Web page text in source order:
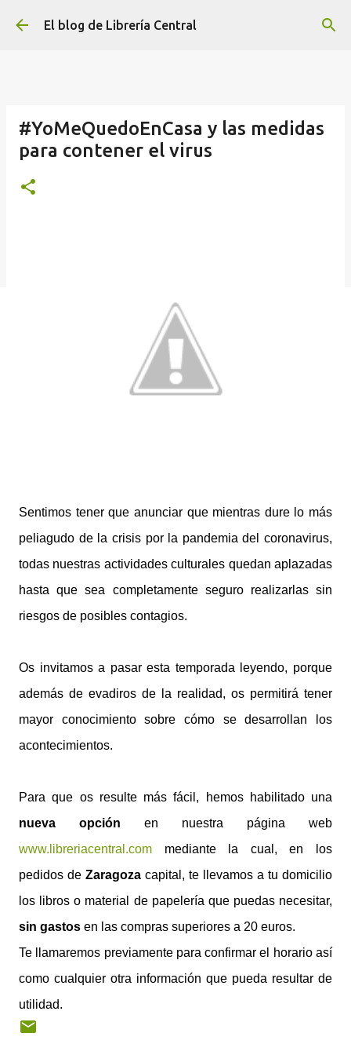
Ir al contenido principal
El blog de Librería Central
#YoMeQuedoEnCasa y las medidas
para contener el virus
Sentimos tener que anunciar que mientras dure lo más
peliagudo de la crisis por la pandemia del coronavirus,
todas nuestras actividades culturales quedan aplazadas
hasta que sea completamente seguro realizarlas sin
riesgos de posibles contagios.
Os invitamos a pasar esta temporada leyendo, porque
además de evadiros de la realidad, os permitirá tener
mayor conocimiento sobre cómo se desarrollan los
acontecimientos.
Para que os resulte más fácil, hemos habilitado una
nueva opción en nuestra página web
www.libreriacentral.com mediante la cual, en los
pedidos de Zaragoza capital, te llevamos a tu domicilio
los libros o material de papelería que puedas necesitar,
sin gastos en las compras superiores a 20 euros.
Te llamaremos previamente para confirmar el horario así
como cualquier otra información que pueda resultar de
utilidad.